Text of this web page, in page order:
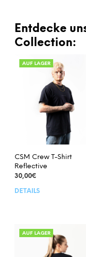
Entdecke
Collection:
AUF LAGER
CSM Crew T-Shirt
Reflective
30,00€
DETAILS
AUF LAGER